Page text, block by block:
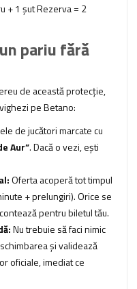
+ 1 șut Rezerva = 2
pariu fără
de această protecție,
pe Betano:
de jucători marcate cu
Aur”. Dacă o vezi, ești
Oferta acoperă tot timpul
+ prelungiri). Orice se
pentru biletul tău.
Nu trebuie să faci nimic
și validează
oficiale, imediat ce